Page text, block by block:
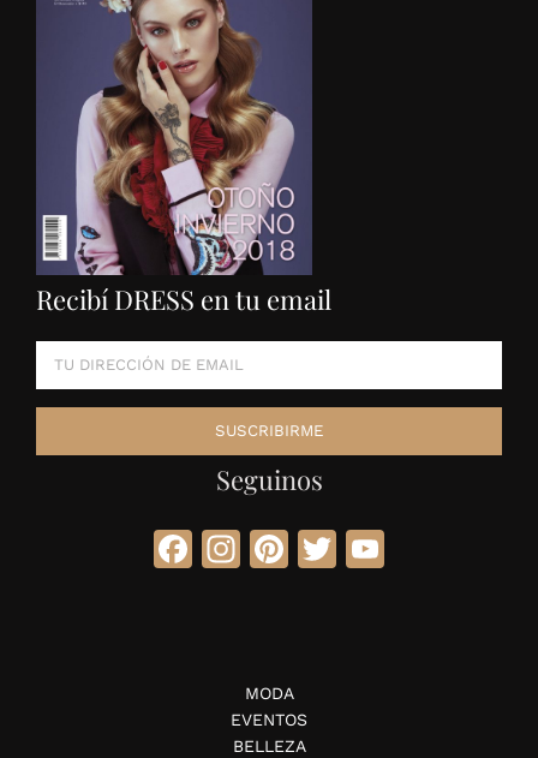
Recibí DRESS en tu email
Seguinos
Facebook
Instagram
Pinterest
Twitter
MODA
EVENTOS
BELLEZA